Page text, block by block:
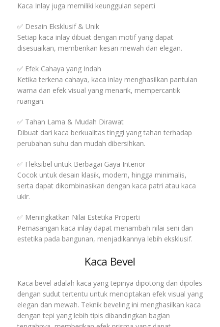
Kaca Inlay juga memiliki keunggulan seperti
✅ Desain Eksklusif & Unik
Setiap kaca inlay dibuat dengan motif yang dapat
disesuaikan, memberikan kesan mewah dan elegan.
✅ Efek Cahaya yang Indah
Ketika terkena cahaya, kaca inlay menghasilkan pantulan
warna dan efek visual yang menarik, mempercantik
ruangan.
✅ Tahan Lama & Mudah Dirawat
Dibuat dari kaca berkualitas tinggi yang tahan terhadap
perubahan suhu dan mudah dibersihkan.
✅ Fleksibel untuk Berbagai Gaya Interior
Cocok untuk desain klasik, modern, hingga minimalis,
serta dapat dikombinasikan dengan kaca patri atau kaca
ukir.
✅ Meningkatkan Nilai Estetika Properti
Pemasangan kaca inlay dapat menambah nilai seni dan
estetika pada bangunan, menjadikannya lebih eksklusif.
Kaca Bevel
Kaca bevel adalah kaca yang tepinya dipotong dan dipoles
dengan sudut tertentu untuk menciptakan efek visual yang
elegan dan mewah. Teknik beveling ini menghasilkan kaca
dengan tepi yang lebih tipis dibandingkan bagian